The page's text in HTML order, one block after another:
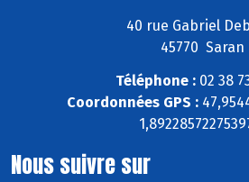
40 rue Gabriel
45770 Saran
Téléphone :02 38
Coordonnées GPS :
Nous suivre sur